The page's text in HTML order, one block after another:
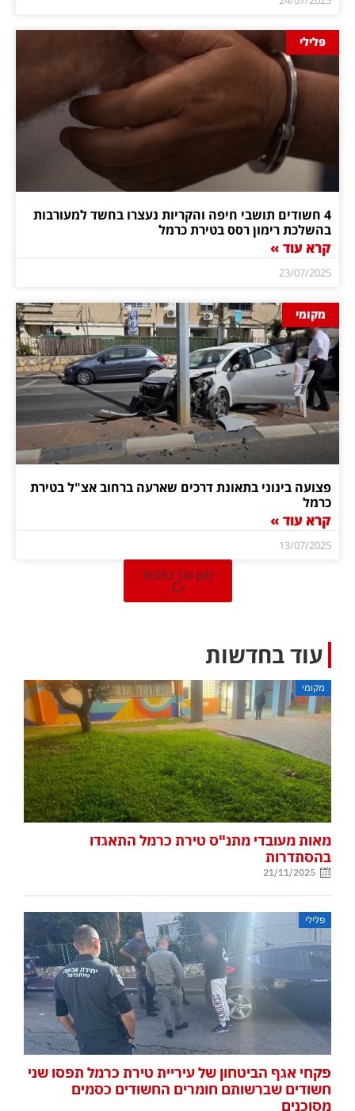
פלילי
4 חשודים תושבי חיפה והקריות נעצרו בחשד למעורבות
בהשלכת רימון רסס בטירת כרמל
קרא עוד »
23/07/2025
מקומי
פצועה בינוני בתאונת דרכים שארעה ברחוב אצ"ל בטירת
כרמל
קרא עוד »
13/07/2025
טען עוד כתבות
עוד בחדשות
מקומי
מאות מעובדי מתנ"ס טירת כרמל התאגדו
בהסתדרות
21/11/2025
פלילי
פקחי אגף הביטחון של עיריית טירת כרמל תפסו שני
חשודים שברשותם חומרים החשודים כסמים
מסוכנים